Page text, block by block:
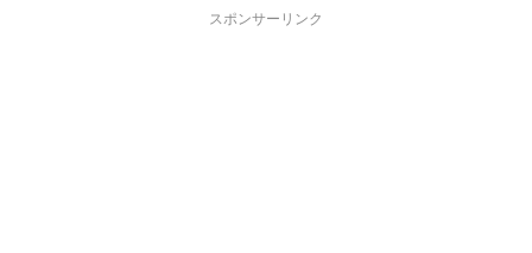
スポンサーリンク